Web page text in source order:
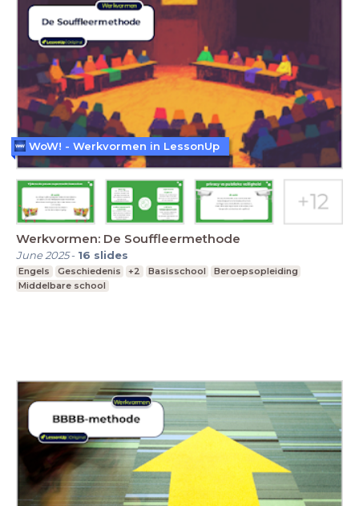
Werkvormen: De Souffleermethode
June 2025- 16 slides
Engels Geschiedenis +2 Basisschool
Beroepsopleiding
Middelbare school
WoW! - Werkvormen in LessonUp